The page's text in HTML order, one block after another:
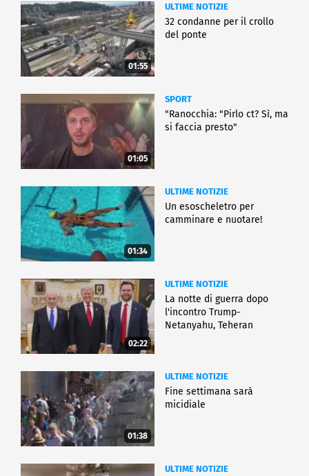
01:55
ULTIME NOTIZIE
32 condanne per il crollo
del ponte
01:05
SPORT
"Ranocchia: "Pirlo ct? Sì, ma
si faccia presto"
01:34
ULTIME NOTIZIE
Un esoscheletro per
camminare e nuotare!
02:22
ULTIME NOTIZIE
La notte di guerra dopo
l'incontro Trump-
Netanyahu, Teheran
01:38
ULTIME NOTIZIE
Fine settimana sarà
micidiale
ULTIME NOTIZIE